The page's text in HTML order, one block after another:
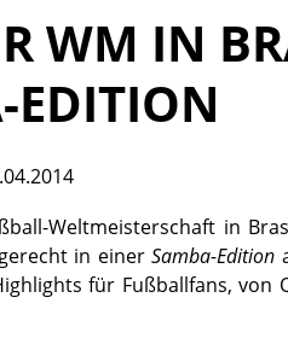
WM IN
EDITION
Weltmeisterschaft in
in einerSamba-Edition
für Fußballfans, von